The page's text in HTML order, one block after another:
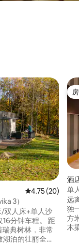
平均评分 4.75
4.75 (20)
3）
双人床+单人沙
分钟车程。 距
典树林，非常
酒
单
远
独
方
木